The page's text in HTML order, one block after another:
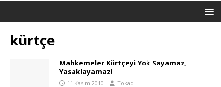
kürtçe
Mahkemeler Kürtçeyi Yok Sayamaz,
Yasaklayamaz!
11 Kasım 2010 Tokad